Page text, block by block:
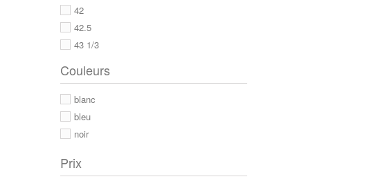
42
42.5
43 1/3
44
44 2/3
46
Couleurs
blanc
bleu
noir
Prix